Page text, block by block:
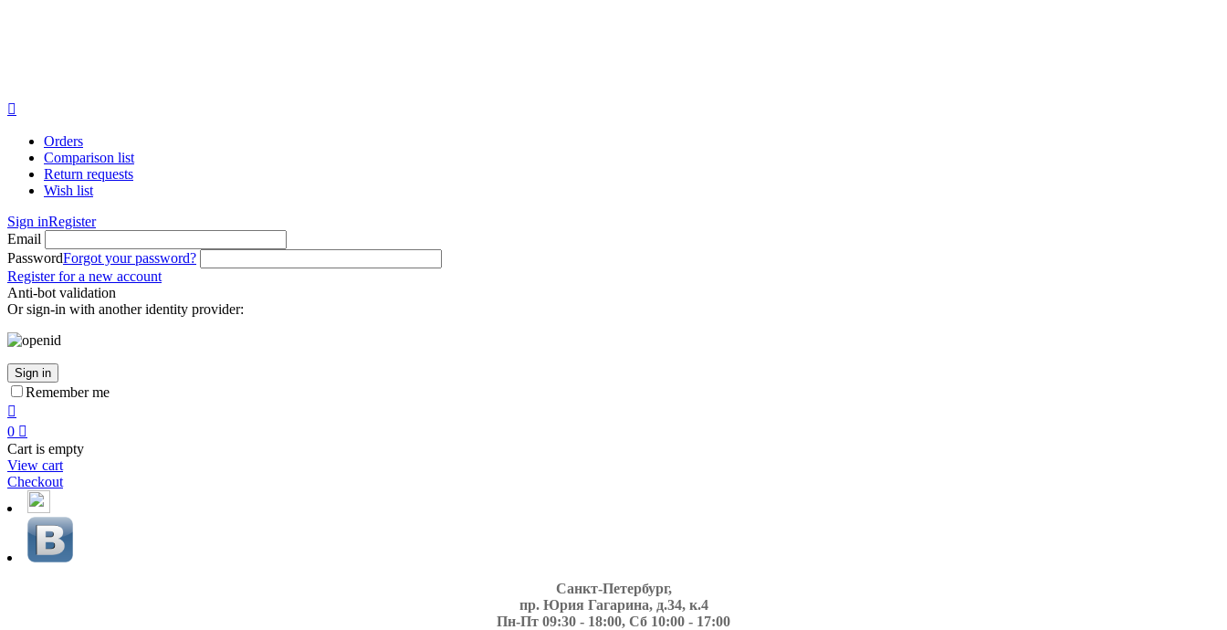

Orders
Comparison list
Return requests
Wish list
Sign inRegister
Email
PasswordForgot your password?
Register for a new account
Anti-bot validation
Or sign-in with another identity provider:
Sign in
Remember me

0 
Cart is empty
View cart
Checkout
Санкт-Петербург,
пр. Юрия Гагарина, д.34, к.4
Пн-Пт 09:30 - 18:00, Сб 10:00 - 17:00